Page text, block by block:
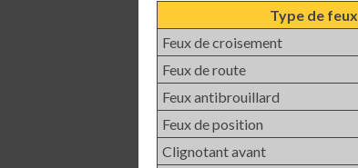
Type de feux
Feux de croisement
Feux de route
Feux antibrouillard
Feux de position
Clignotant avant